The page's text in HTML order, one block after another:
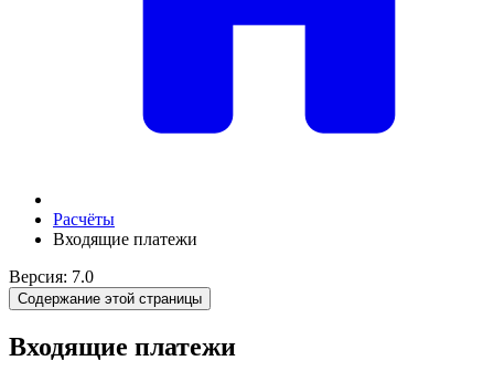
Расчёты
Входящие платежи
Версия: 7.0
Содержание этой страницы
Входящие платежи